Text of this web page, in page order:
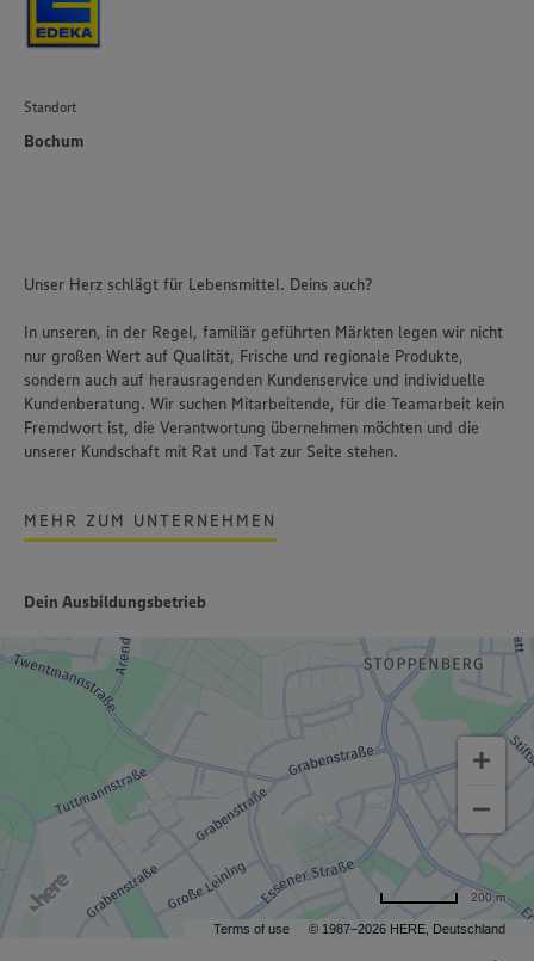
Standort
Bochum
Unser Herz schlägt für Lebensmittel. Deins auch?
In unseren, in der Regel, familiär geführten Märkten legen wir nicht
nur großen Wert auf Qualität, Frische und regionale Produkte,
sondern auch auf herausragenden Kundenservice und individuelle
Kundenberatung. Wir suchen Mitarbeitende, für die Teamarbeit kein
Fremdwort ist, die Verantwortung übernehmen möchten und die
unserer Kundschaft mit Rat und Tat zur Seite stehen.
MEHR ZUM UNTERNEHMEN
Dein Ausbildungsbetrieb
Terms of use © 1987–2026 HERE, Deutschland
200 m